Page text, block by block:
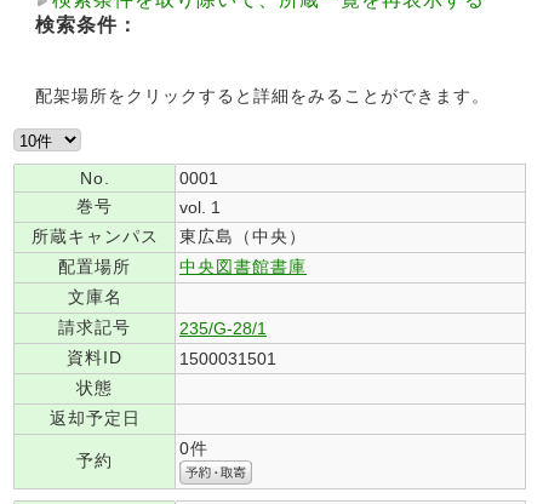
検索条件：
配架場所をクリックすると詳細をみることができます。
No.
0001
巻号
vol. 1
所蔵キャンパス
東広島（中央）
配置場所
中央図書館書庫
文庫名
請求記号
235/G-28/1
資料ID
1500031501
状態
返却予定日
予約
0件